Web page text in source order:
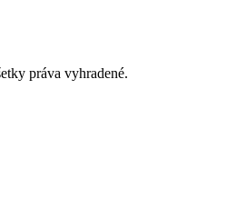
práva vyhradené.